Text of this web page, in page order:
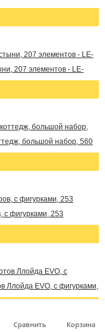
Сравнить Корзина
207 элементов - LE-
большой набор, 560
с фигурками, 253
Ллойда EVO, с фигурками,